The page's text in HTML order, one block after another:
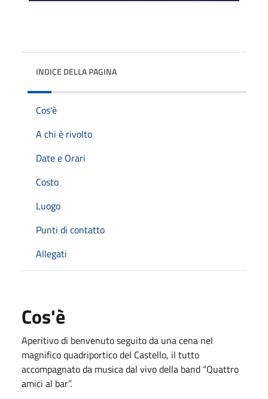
INDICE DELLA PAGINA
Cos'è
A chi è rivolto
Date e Orari
Costo
Luogo
Punti di contatto
Allegati
Cos'è
Aperitivo di benvenuto seguito da una cena nel
magnifico quadriportico del Castello, il tutto
accompagnato da musica dal vivo della band “Quattro
amici al bar”.